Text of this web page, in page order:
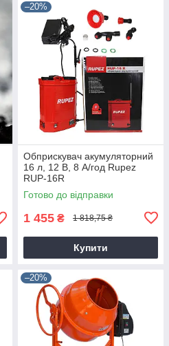
–20%
Обприскувач акумуляторний
16 л, 12 В, 8 А/год Rupez
RUP-16R
Готово до відправки
1 455 ₴ 1 818,75 ₴
Купити
–20%